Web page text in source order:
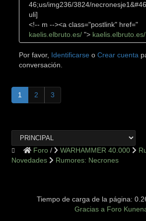
46;us/img236/3824/
uli]
<!-- m --><a class="postlink" href="
kaelis.elbruto.es/ "> kaelis.elbruto.es/
Por favor, Identificarse oCrear cuenta
conversación.
1 2 3
Foro WARHAMMER 40.000
Novedades
Rumores: Necrones
Tiempo de carga de la página:
Gracias a Foro